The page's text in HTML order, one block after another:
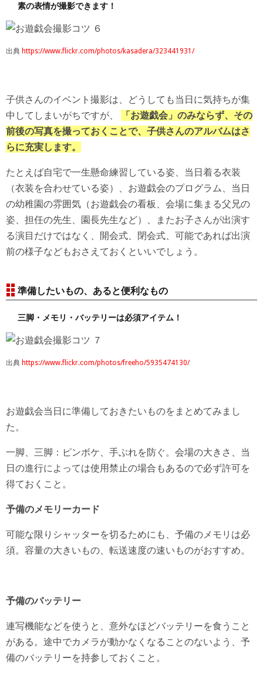
素の表情が撮影できます！
出典 https://www.flickr.com/photos/kasadera/323441931/
子供さんのイベント撮影は、どうしても当日に気持ちが集
中してしまいがちですが、
「お遊戯会」のみならず、その
前後の写真を撮っておくことで、子供さんのアルバムはさ
らに充実します。
たとえば自宅で一生懸命練習している姿、当日着る衣装
（衣装を合わせている姿）、お遊戯会のプログラム、当日
の幼稚園の雰囲気（お遊戯会の看板、会場に集まる父兄の
姿、担任の先生、園長先生など）、またお子さんが出演す
る演目だけではなく、開会式、閉会式、可能であれば出演
前の様子などもおさえておくといいでしょう。
準備したいもの、あると便利なもの
三脚・メモリ・バッテリーは必須アイテム！
出典 https://www.flickr.com/photos/freeho/5935474130/
お遊戯会当日に準備しておきたいものをまとめてみまし
た。
一脚、三脚：ピンボケ、手ぶれを防ぐ。会場の大きさ、当
日の進行によっては使用禁止の場合もあるので必ず許可を
得ておくこと。
予備のメモリーカード
可能な限りシャッターを切るためにも、予備のメモリは必
須。容量の大きいもの、転送速度の速いものがおすすめ。
予備のバッテリー
連写機能などを使うと、意外なほどバッテリーを食うこと
がある。途中でカメラが動かなくなることのないよう、予
備のバッテリーを持参しておくこと。